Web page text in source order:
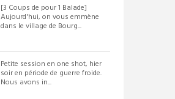
[3 Coups de pour 1 Balade]
Aujourd'hui, on vous emmène
dans le village de Bourg...
Petite session en one shot, hier
soir en période de guerre froide.
Nous avons in...